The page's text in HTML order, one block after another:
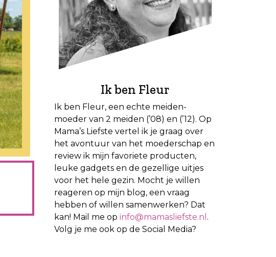
Ik ben Fleur
Ik ben Fleur, een echte meiden-
moeder van 2 meiden (’08) en (’12). Op
Mama’s Liefste vertel ik je graag over
het avontuur van het moederschap en
review ik mijn favoriete producten,
leuke gadgets en de gezellige uitjes
voor het hele gezin. Mocht je willen
reageren op mijn blog, een vraag
hebben of willen samenwerken? Dat
kan! Mail me op info@mamasliefste.nl .
Volg je me ook op de Social Media?